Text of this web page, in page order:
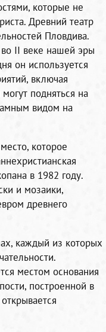
которые не
Древний театр
Пловдива.
во II веке нашей эры
он используется
включая
подняться на
видом на
которое
в 1982 году.
и мозаики,
древнего
каждый из которых
местом основания
построенной в